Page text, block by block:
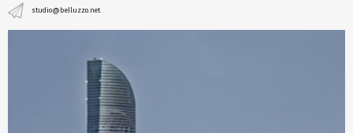
studio@belluzzo.net